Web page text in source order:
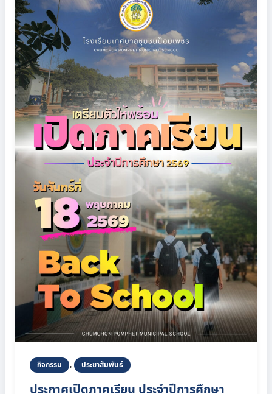
กิจกรรม , ประชาสัมพันธ์
ประกาศเปิดภาคเรียน ประจำปีการศึกษา